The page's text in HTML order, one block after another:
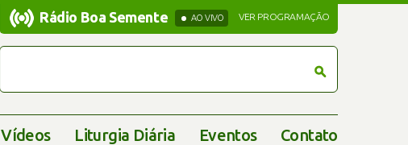
Rádio Boa Semente
Rádio Boa Semente AO VIVO VER PROGRAMAÇÃO
Vídeos Liturgia Diária Eventos Contato